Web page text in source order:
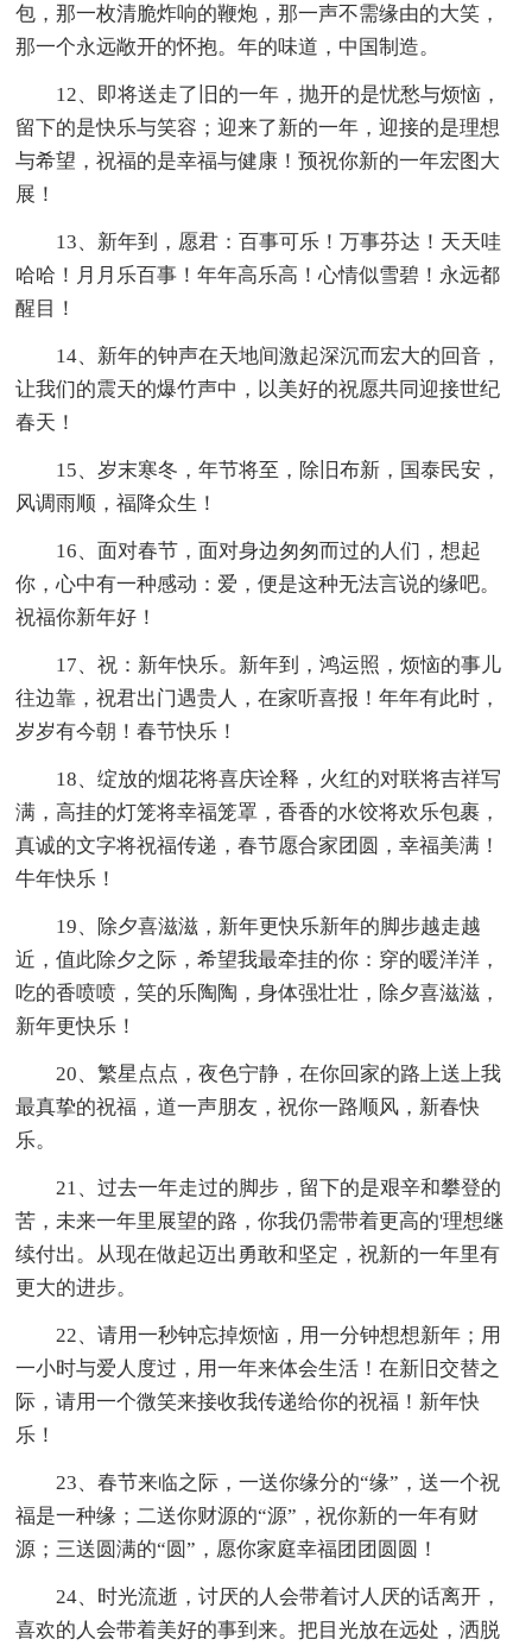
包，那一枚清脆炸响的鞭炮，那一声不需缘由的大笑，
那一个永远敞开的怀抱。年的味道，中国制造。
12、即将送走了旧的一年，抛开的是忧愁与烦恼，
留下的是快乐与笑容；迎来了新的一年，迎接的是理想
与希望，祝福的是幸福与健康！预祝你新的一年宏图大
展！
13、新年到，愿君：百事可乐！万事芬达！天天哇
哈哈！月月乐百事！年年高乐高！心情似雪碧！永远都
醒目！
14、新年的钟声在天地间激起深沉而宏大的回音，
让我们的震天的爆竹声中，以美好的祝愿共同迎接世纪
春天！
15、岁末寒冬，年节将至，除旧布新，国泰民安，
风调雨顺，福降众生！
16、面对春节，面对身边匆匆而过的人们，想起
你，心中有一种感动：爱，便是这种无法言说的缘吧。
祝福你新年好！
17、祝：新年快乐。新年到，鸿运照，烦恼的事儿
往边靠，祝君出门遇贵人，在家听喜报！年年有此时，
岁岁有今朝！春节快乐！
18、绽放的烟花将喜庆诠释，火红的对联将吉祥写
满，高挂的灯笼将幸福笼罩，香香的水饺将欢乐包裹，
真诚的文字将祝福传递，春节愿合家团圆，幸福美满！
牛年快乐！
19、除夕喜滋滋，新年更快乐新年的脚步越走越
近，值此除夕之际，希望我最牵挂的你：穿的暖洋洋，
吃的香喷喷，笑的乐陶陶，身体强壮壮，除夕喜滋滋，
新年更快乐！
20、繁星点点，夜色宁静，在你回家的路上送上我
最真挚的祝福，道一声朋友，祝你一路顺风，新春快
乐。
21、过去一年走过的脚步，留下的是艰辛和攀登的
苦，未来一年里展望的路，你我仍需带着更高的'理想继
续付出。从现在做起迈出勇敢和坚定，祝新的一年里有
更大的进步。
22、请用一秒钟忘掉烦恼，用一分钟想想新年；用
一小时与爱人度过，用一年来体会生活！在新旧交替之
际，请用一个微笑来接收我传递给你的祝福！新年快
乐！
23、春节来临之际，一送你缘分的“缘”，送一个祝
福是一种缘；二送你财源的“源”，祝你新的一年有财
源；三送圆满的“圆”，愿你家庭幸福团团圆圆！
24、时光流逝，讨厌的人会带着讨人厌的话离开，
喜欢的人会带着美好的事到来。把目光放在远处，洒脱